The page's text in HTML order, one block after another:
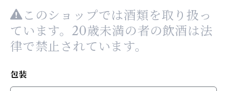
このショップでは酒類を取り扱っ
ています。20歳未満の者の飲酒は法
律で禁止されています。
包装